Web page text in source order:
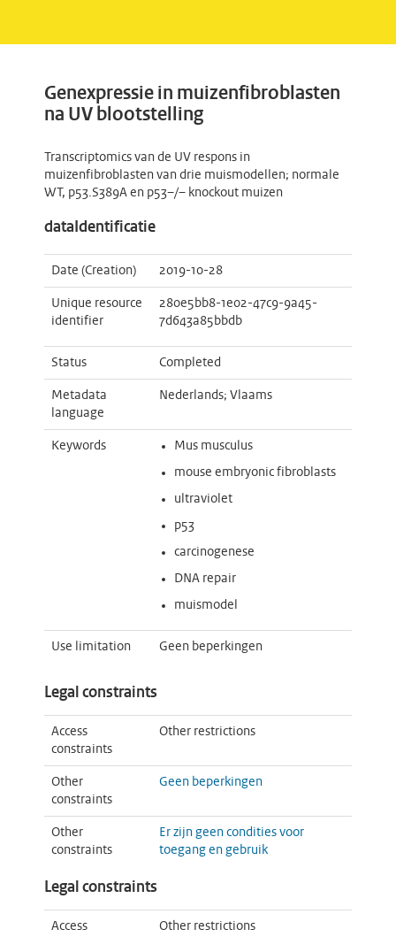
Genexpressie in muizenfibroblasten
na UV blootstelling
Transcriptomics van de UV respons in
muizenfibroblasten van drie muismodellen; normale
WT, p53.S389A en p53−/− knockout muizen
dataIdentificatie
Date (Creation) 2019-10-28
Unique resource
identifier
280e5bb8-1e02-47c9-9a45-
7d643a85bbdb
Status Completed
Metadata
language
Nederlands; Vlaams
Keywords Mus musculus
mouse embryonic fibroblasts
ultraviolet
p53
carcinogenese
DNA repair
muismodel
Use limitation Geen beperkingen
Legal constraints
Access
constraints
Other restrictions
Other
constraints
Geen beperkingen
Other
constraints
Er zijn geen condities voor
toegang en gebruik
Legal constraints
Access
Other restrictions